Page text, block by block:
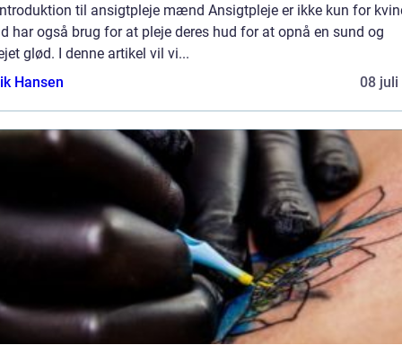
til ansigtpleje mænd Ansigtpleje er ikke kun for
har også brug for at pleje deres hud for at opnå en sund og
glød. I denne artikel vil vi...
Hansen
08 juli